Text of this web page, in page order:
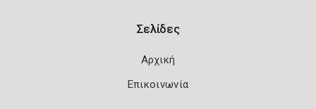
Σελίδες
Αρχική
Επικοινωνία